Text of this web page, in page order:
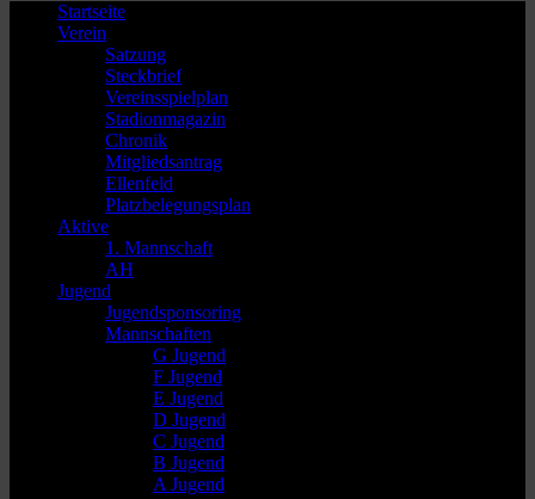
Startseite
Verein
Satzung
Steckbrief
Vereinsspielplan
Stadionmagazin
Chronik
Mitgliedsantrag
Ellenfeld
Platzbelegungsplan
Aktive
1. Mannschaft
AH
Jugend
Jugendsponsoring
Mannschaften
G Jugend
F Jugend
E Jugend
D Jugend
C Jugend
B Jugend
A Jugend